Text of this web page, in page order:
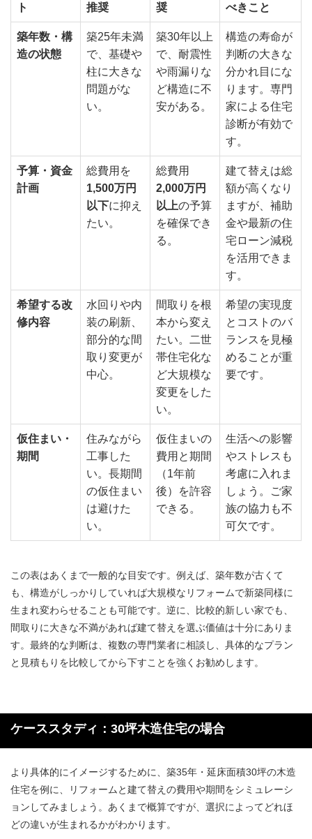
ト
推奨
奨
べきこと
築年数・構
造の状態
築25年未満
で、基礎や
柱に大きな
問題がな
い。
築30年以上
で、耐震性
や雨漏りな
ど構造に不
安がある。
構造の寿命が
判断の大きな
分かれ目にな
ります。専門
家による住宅
診断が有効で
す。
予算・資金
計画
総費用を
1,500万円
以下に抑え
たい。
総費用
2,000万円
以上の予算
を確保でき
る。
建て替えは総
額が高くなり
ますが、補助
金や最新の住
宅ローン減税
を活用できま
す。
希望する改
修内容
水回りや内
装の刷新、
部分的な間
取り変更が
中心。
間取りを根
本から変え
たい。二世
帯住宅化な
ど大規模な
変更をした
い。
希望の実現度
とコストのバ
ランスを見極
めることが重
要です。
仮住まい・
期間
住みながら
工事した
い。長期間
の仮住まい
は避けた
い。
仮住まいの
費用と期間
（1年前
後）を許容
できる。
生活への影響
やストレスも
考慮に入れま
しょう。ご家
族の協力も不
可欠です。
この表はあくまで一般的な目安です。例えば、築年数が古くて
も、構造がしっかりしていれば大規模なリフォームで新築同様に
生まれ変わらせることも可能です。逆に、比較的新しい家でも、
間取りに大きな不満があれば建て替えを選ぶ価値は十分にありま
す。最終的な判断は、複数の専門業者に相談し、具体的なプラン
と見積もりを比較してから下すことを強くお勧めします。
ケーススタディ：30坪木造住宅の場合
より具体的にイメージするために、築35年・延床面積30坪の木造
住宅を例に、リフォームと建て替えの費用や期間をシミュレーシ
ョンしてみましょう。あくまで概算ですが、選択によってどれほ
どの違いが生まれるかがわかります。